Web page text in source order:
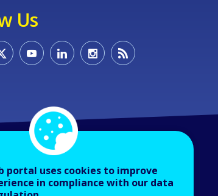
Us
portal uses cookies to improve
in compliance with our data